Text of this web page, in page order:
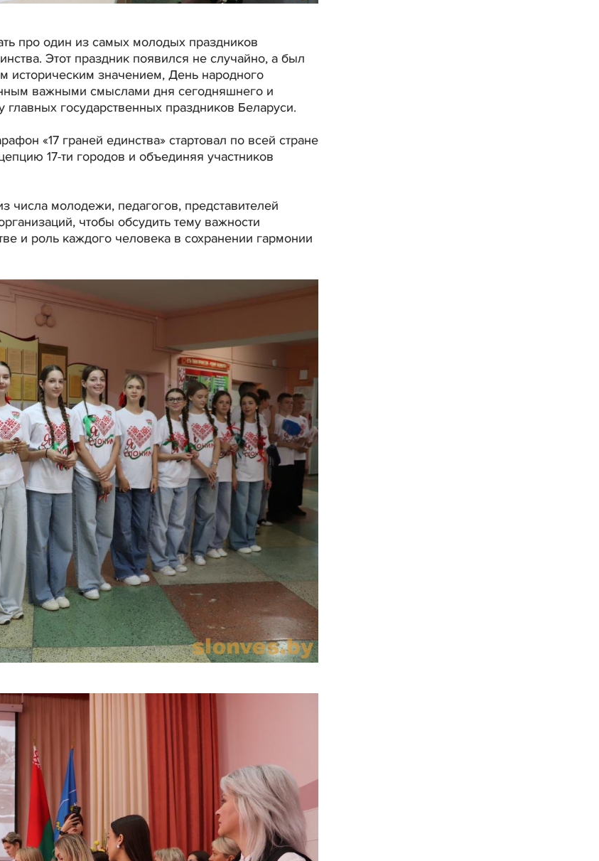
про один из самых молодых праздников
Этот праздник появился не случайно, а был
историческим значением, День народного
важными смыслами дня сегодняшнего и
государственных праздников Беларуси.
«17 граней единства» стартовал по всей стране
17-ти городов и объединяя участников
числа молодежи, педагогов, представителей
чтобы обсудить тему важности
и роль каждого человека в сохранении гармонии